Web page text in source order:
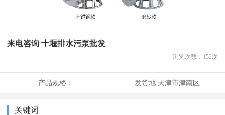
来电咨询 十堰排水污泵批发
浏览次数： 152次
产品规格： 发货地:天津市津南区
关键词